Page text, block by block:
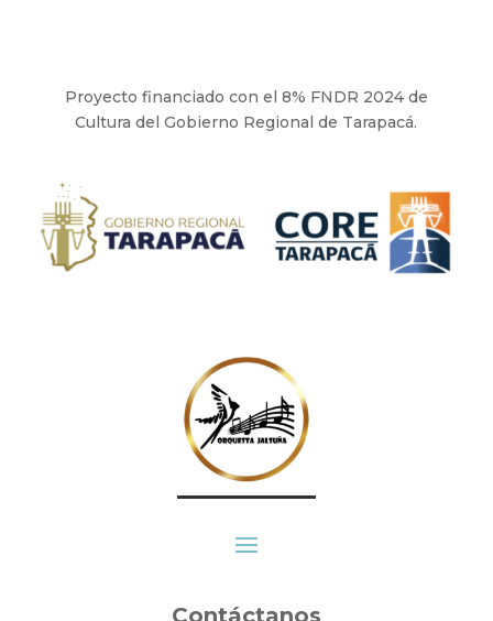
Proyecto financiado con el 8% FNDR 2024 de
Cultura del Gobierno Regional de Tarapacá.
Contáctanos